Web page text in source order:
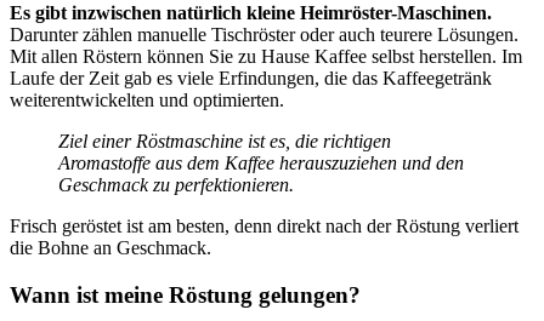
Es gibt inzwischen natürlich kleine Heimröster-Maschinen.
Darunter zählen manuelle Tischröster oder auch teurere Lösungen.
Mit allen Röstern können Sie zu Hause Kaffee selbst herstellen. Im
Laufe der Zeit gab es viele Erfindungen, die das Kaffeegetränk
weiterentwickelten und optimierten.
Ziel einer Röstmaschine ist es, die richtigen
Aromastoffe aus dem Kaffee herauszuziehen und den
Geschmack zu perfektionieren.
Frisch geröstet ist am besten, denn direkt nach der Röstung verliert
die Bohne an Geschmack.
Wann ist meine Röstung gelungen?